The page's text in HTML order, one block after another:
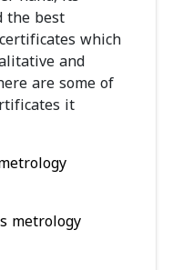
the best
which
and
are some of
it